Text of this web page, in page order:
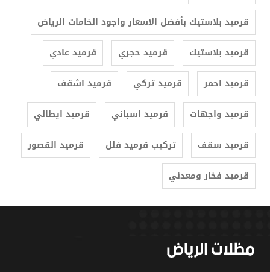
قرميد بلاستيك بأفضل الاسعار واجود الخامات الرياض
قرميد بلاستيك
قرميد حجري
قرميد عادي
قرميد احمر
قرميد تركي
قرميد اشقف
قرميد واجهات
قرميد اسباني
قرميد ايطالي
قرميد سقف
تركيب قرميد فلل
قرميد القصور
قرميد فخار ومعدني